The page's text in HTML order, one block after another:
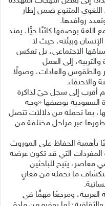
اللغوي المتنوع ضمن إطار
روافدها.
بوصفها كائنًا حيًّا، يمتد
وبيئته، حيث لا
الاجتماعي، بل تعكس
إلى العمل
والطقوس والعادات، وصولًا
والاحتفاء.
أقرب إلى سجل حيّ لذاكرة
السعودية بوصفها «وجه
بما تحمله من دلالات تتصل
عبر مراحل مختلفة من
الحفاظ على الموروث
المفردات التي قد تكون عرضة
معاصر، يتيح للباحثين
ما تحمله من معانٍ
العربية، ومرجعًا مهمًّا في